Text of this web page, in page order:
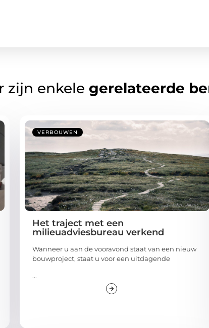
zijn enkele gerelateerde
VERBOUWEN
Het traject met een
milieuadviesbureau verkend
Wanneer u aan de vooravond staat van een nieuw
bouwproject, staat u voor een uitdagende
...